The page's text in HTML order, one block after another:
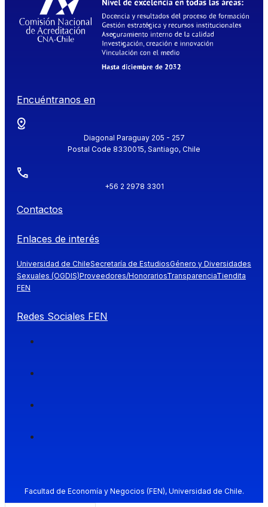
Encuéntranos en
Diagonal Paraguay 205 - 257
Postal Code 8330015, Santiago, Chile
+56 2 2978 3301
Contactos
Enlaces de interés
Universidad de ChileSecretaría de EstudiosGénero y Diversidades
Sexuales (OGDIS)Proveedores/HonorariosTransparenciaTiendita
FEN
Redes Sociales FEN
Facultad de Economía y Negocios (FEN), Universidad de Chile.